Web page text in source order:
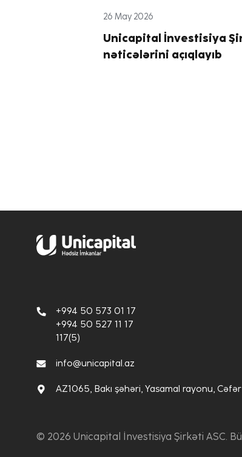
26 May 2026
Unicapital İnvestisiya
nəticələrini açıqlayıb
+994 50 573 01 17
+994 50 527 11 17
117(5)
info@unicapital.az
AZ1065, Bakı şəhəri, Yasamal rayonu,
© 2026 Unicapital İnvestisiya Şirkəti ASC.